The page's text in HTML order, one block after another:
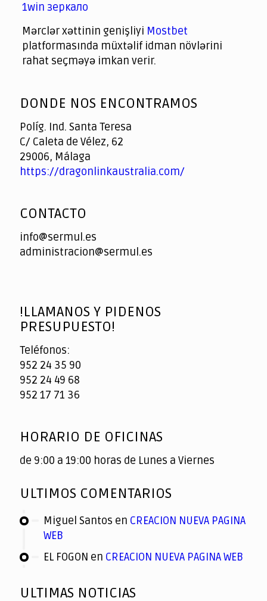
1win зеркало
Mərclər xəttinin genişliyi Mostbet
platformasında müxtəlif idman növlərini
rahat seçməyə imkan verir.
of
DONDE NOS ENCONTRAMOS
Políg. Ind. Santa Teresa
C/ Caleta de Vélez, 62
29006, Málaga
https://dragonlinkaustralia.com/
CONTACTO
info@sermul.es
administracion@sermul.es
!LLAMANOS Y PIDENOS
PRESUPUESTO!
Teléfonos:
952 24 35 90
952 24 49 68
952 17 71 36
HORARIO DE OFICINAS
de 9:00 a 19:00 horas de Lunes a Viernes
ULTIMOS COMENTARIOS
Miguel Santos en CREACION NUEVA PAGINA
WEB
EL FOGON en CREACION NUEVA PAGINA WEB
ULTIMAS NOTICIAS